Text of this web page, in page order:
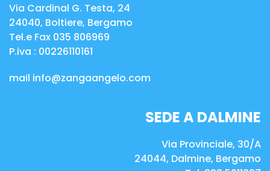
Via Cardinal G. Testa, 24
24040, Boltiere, Bergamo
Tel.e Fax 035 806969
P.iva : 00226110161
mail info@zangaangelo.com
SEDE A DALMINE
Via Provinciale, 30/A
24044, Dalmine, Bergamo